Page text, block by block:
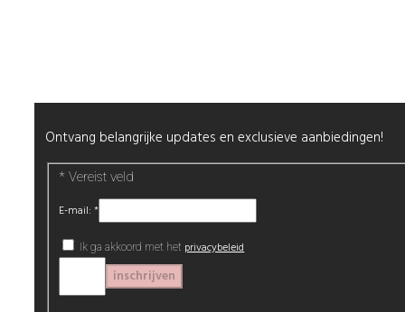
Ontvang belangrijke updates en exclusieve aanbiedingen!
* Vereist veld
E-mail:*
Ik ga akkoord met het privacybeleid